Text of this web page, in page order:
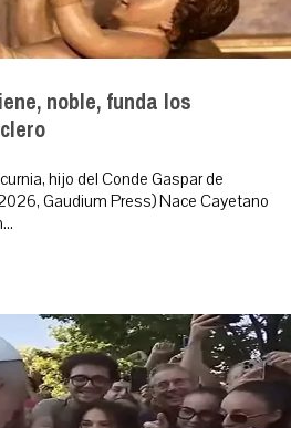
noble, funda los
hijo del Conde Gaspar de
Gaudium Press) Nace Cayetano